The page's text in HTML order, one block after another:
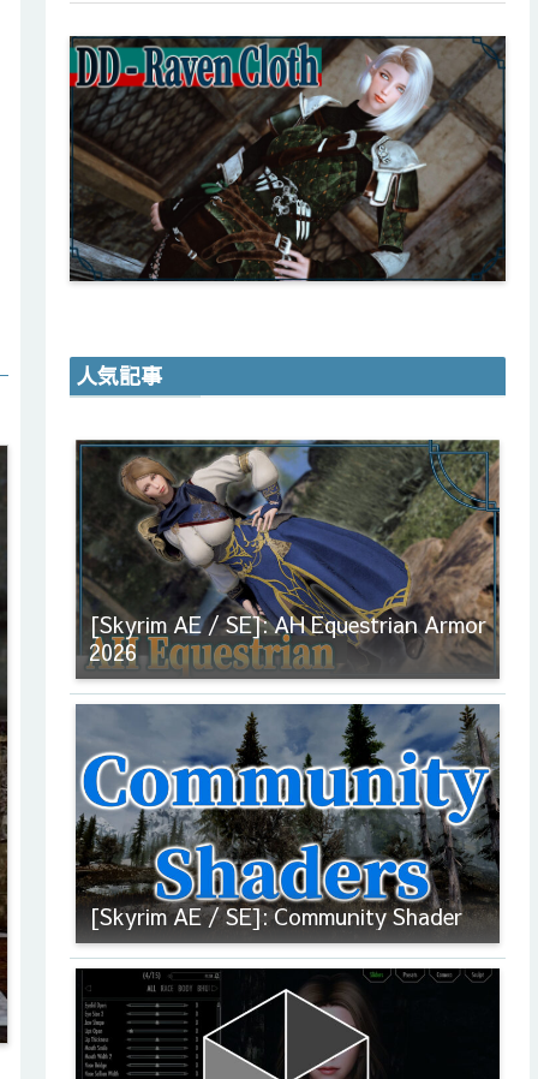
人気記事
[Skyrim AE / SE]: AH Equestrian Armor
2026
[Skyrim AE / SE]: Community Shader